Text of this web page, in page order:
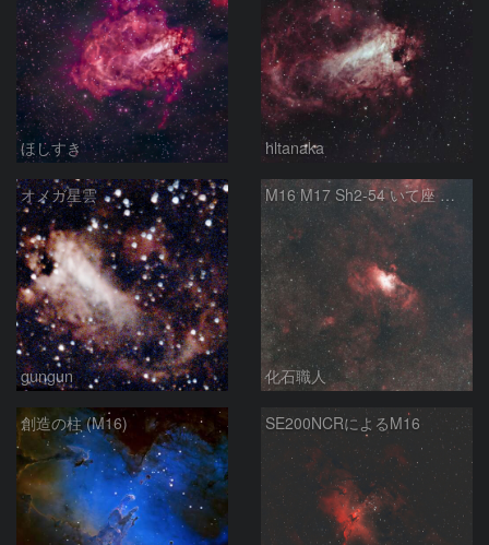
ほしすき hltanaka
オメガ星雲
gungun
M16 M17 Sh2-54 いて座 へび座
化石職人
創造の柱 (M16) SE200NCRによるM16